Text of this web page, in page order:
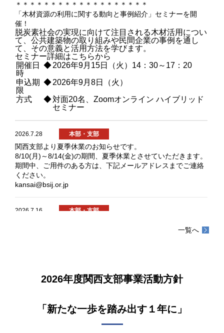
＊＊＊＊＊＊＊＊＊＊＊＊＊＊＊＊＊＊＊
「木材資源の利用に関する動向と事例紹介」セミナーを開
催！
脱炭素社会の実現に向けて注目される木材活用につい
て、公共建築物の取り組みや民間企業の事例を通し
て、その意義と活用方法を学びます。
セミナー詳細はこちらから
開催日
時
◆2026年9月15日（火）14：30～17：20
申込期
限
◆2026年9月8日（火）
方式
◆対面20名、Zoomオンライン ハイブリッド
セミナー
2026.7.28 本部・支部
関西支部より夏季休業のお知らせです。
8/10(月)～8/14(金)の期間、夏季休業とさせていただきます。
期間中、ご用件のある方は、下記メールアドレスまでご連絡
ください。
kansai@bsij.or.jp
2026.7.16 本部・支部
いて定時総会が開催されました。
一覧へ
2026年度関西支部事業活動方針
「新たな一歩を踏み出す１年に」